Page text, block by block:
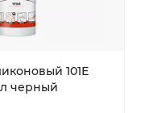
101Е
черный